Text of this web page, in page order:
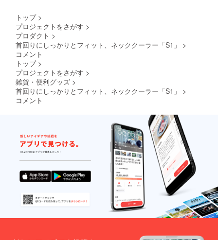
トップ >
プロジェクトをさがす >
プロダクト >
首回りにしっかりとフィット、ネッククーラー「S1」
>
コメント
トップ >
プロジェクトをさがす >
雑貨・便利グッズ >
首回りにしっかりとフィット、ネッククーラー「S1」
>
コメント